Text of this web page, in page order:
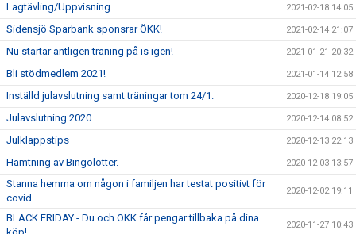
Lagtävling/Uppvisning 2021-02-18 14:05
Sidensjö Sparbank sponsrar ÖKK! 2021-02-14 21:07
Nu startar äntligen träning på is igen! 2021-01-21 20:32
Bli stödmedlem 2021! 2021-01-14 12:58
Inställd julavslutning samt träningar tom 24/1. 2020-12-18 19:05
Julavslutning 2020 2020-12-14 08:52
Julklappstips 2020-12-13 22:13
Hämtning av Bingolotter. 2020-12-03 13:57
Stanna hemma om någon i familjen har testat positivt för
covid.
2020-12-02 19:11
BLACK FRIDAY - Du och ÖKK får pengar tillbaka på dina
2020-11-27 10:43